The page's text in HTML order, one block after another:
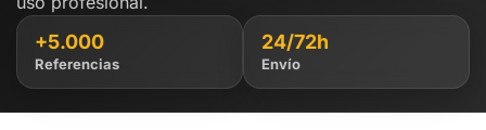
+5.000
Referencias
24/72h
Envío